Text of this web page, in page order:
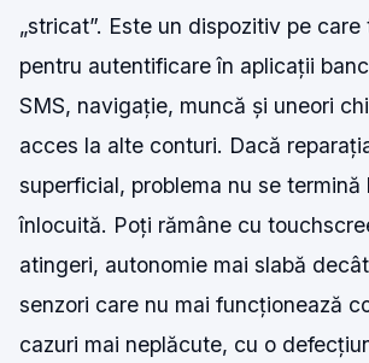
„stricat”. Este un dispozitiv pe care
pentru autentificare în aplicații
SMS, navigație, muncă și uneori
acces la alte conturi. Dacă
superficial, problema nu se termină
înlocuită. Poți rămâne cu
atingeri, autonomie mai slabă
senzori care nu mai funcționează
cazuri mai neplăcute, cu o